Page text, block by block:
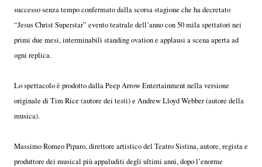
successo senza tempo confermato dalla scorsa stagione che ha decretato
“Jesus Christ Superstar” evento teatrale dell’anno con 50 mila spettatori nei
primi due mesi, interminabili standing ovation e applausi a scena aperta ad
ogni replica.
Lo spettacolo è prodotto dalla Peep Arrow Entertainment nella versione
originale di Tim Rice (autore dei testi) e Andrew Lloyd Webber (autore della
musica).
Massimo Romeo Piparo, direttore artistico del Teatro Sistina, autore, regista e
produttore dei musical più appaluditi degli ultimi anni, dopo l’enorme